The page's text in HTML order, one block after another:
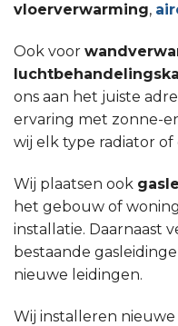
vloerverwarming,
Ook voor
ons aan het juiste
ervaring met zonne-
wij elk type radiator
Wij plaatsen ook
het gebouw of
installatie. Daarnaast
bestaande
nieuwe leidingen.
Wij installeren